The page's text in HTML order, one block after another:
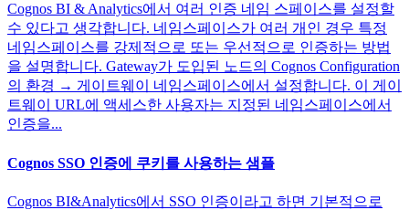
Cognos BI & Analytics에서 여러 인증 네임 스페이스를 설정할
수 있다고 생각합니다. 네임스페이스가 여러 개인 경우 특정
네임스페이스를 강제적으로 또는 우선적으로 인증하는 방법
을 설명합니다. Gateway가 도입된 노드의 Cognos Configuration
의 환경 → 게이트웨이 네임스페이스에서 설정합니다. 이 게이
트웨이 URL에 액세스한 사용자는 지정된 네임스페이스에서
인증을...
Cognos SSO 인증에 쿠키를 사용하는 샘플
Cognos BI&Analytics에서 SSO 인증이라고 하면 기본적으로